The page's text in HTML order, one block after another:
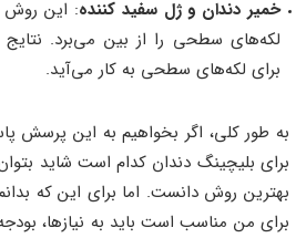
خمیر دندان و ژل سفید کننده: این روش
لکه‌های سطحی را از بین می‌برد.
برای لکه‌های سطحی به کار می‌آید.
به طور کلی، اگر بخواهیم به این پرسش
برای بلیچینگ دندان کدام است شاید
بهترین روش دانست. اما برای این که
برای من مناسب است باید به نیازها،